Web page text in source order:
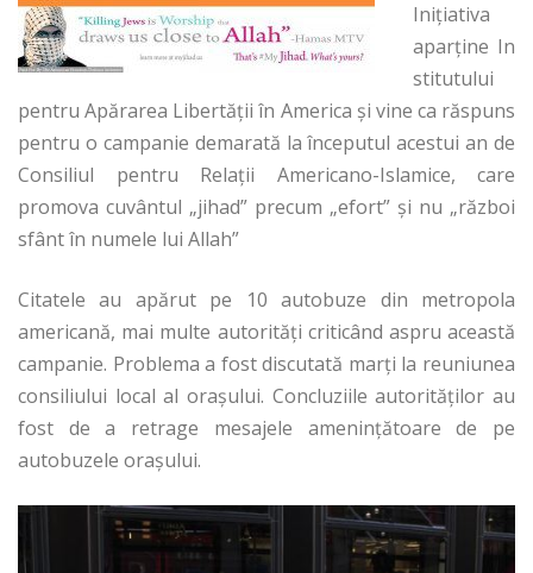
Inițiativa
aparține In
stitutului
pentru Apărarea Libertăţii în America şi vine ca răspuns
pentru o campanie demarată la începutul acestui an de
Consiliul pentru Relaţii Americano-Islamice, care
promova cuvântul „jihad” precum „efort” şi nu „război
sfânt în numele lui Allah”
Citatele au apărut pe 10 autobuze din metropola
americană, mai multe autorități criticând aspru această
campanie. Problema a fost discutată marți la reuniunea
consiliului local al orașului. Concluziile autorităților au
fost de a retrage mesajele amenințătoare de pe
autobuzele orașului.